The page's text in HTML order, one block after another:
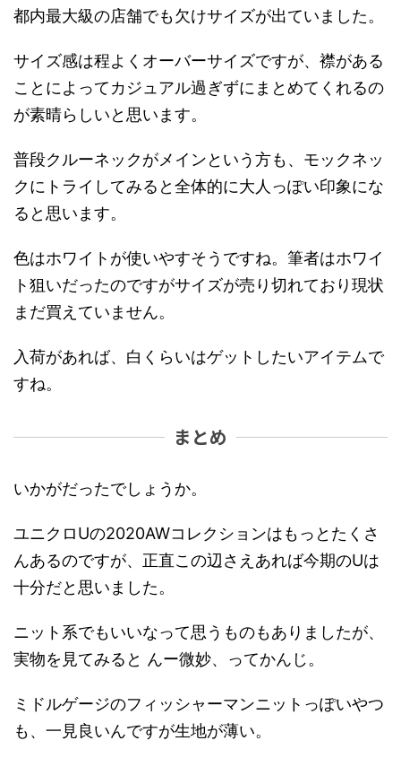
都内最大級の店舗でも欠けサイズが出ていました。
サイズ感は程よくオーバーサイズですが、襟がある
ことによってカジュアル過ぎずにまとめてくれるの
が素晴らしいと思います。
普段クルーネックがメインという方も、モックネッ
クにトライしてみると全体的に大人っぽい印象にな
ると思います。
色はホワイトが使いやすそうですね。筆者はホワイ
ト狙いだったのですがサイズが売り切れており現状
まだ買えていません。
入荷があれば、白くらいはゲットしたいアイテムで
すね。
まとめ
いかがだったでしょうか。
ユニクロUの2020AWコレクションはもっとたくさ
んあるのですが、正直この辺さえあれば今期のUは
十分だと思いました。
ニット系でもいいなって思うものもありましたが、
実物を見てみると んー微妙、ってかんじ。
ミドルゲージのフィッシャーマンニットっぽいやつ
も、一見良いんですが生地が薄い。